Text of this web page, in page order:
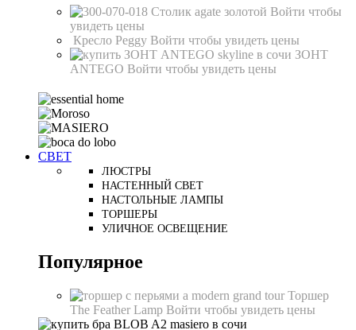
Столик agate золотой Войти чтобы
увидеть цены
Кресло Peggy Войти чтобы увидеть цены
ЗОНТ
ANTEGO Войти чтобы увидеть цены
СВЕТ
ЛЮСТРЫ
НАСТЕННЫЙ СВЕТ
НАСТОЛЬНЫЕ ЛАМПЫ
ТОРШЕРЫ
УЛИЧНОЕ ОСВЕЩЕНИЕ
Популярное
Торшер
The Feather Lamp Войти чтобы увидеть цены